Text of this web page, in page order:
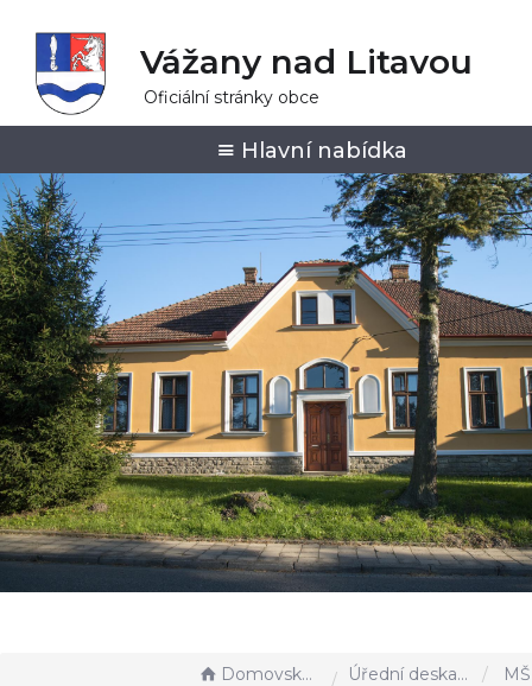
Vážany nad Litavou
Oficiální stránky obce
Hlavní nabídka
Domovská stránka Úřední deska - EÚD MŠ -